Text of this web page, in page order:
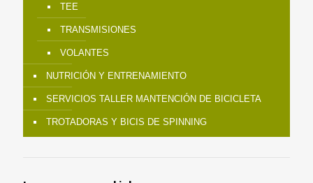
TEE
TRANSMISIONES
VOLANTES
NUTRICIÓN Y ENTRENAMIENTO
SERVICIOS TALLER MANTENCIÓN DE BICICLETA
TROTADORAS Y BICIS DE SPINNING